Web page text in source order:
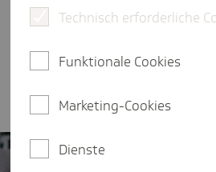
Romy Kauß spricht im
digitale Plattform zur
Selbsthilfe in Sachsen-Anhalt.
eine Minute Lesezeit
Technisch erforderliche
Funktionale Cookies
Marketing-Cookies
Dienste